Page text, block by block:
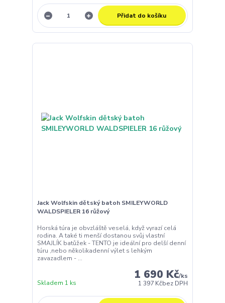
Přidat do košíku
Jack Wolfskin dětský batoh SMILEYWORLD
WALDSPIELER 16 růžový
Horská túra je obvzláště veselá, když vyrazí celá
rodina. A také ti menší dostanou svůj vlastní
SMAJLÍK batůžek - TENTO je ideální pro delší denní
túru ,nebo několikadenní výlet s lehkým
zavazadlem - ...
1 690 Kč/ks
1 397 Kčbez DPH
Skladem 1 ks